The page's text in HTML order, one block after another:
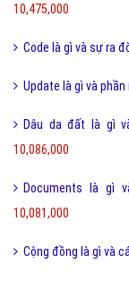
10,475,000
Code là gì và sự ra
Update là gì và
Dâu da đất là gì
10,086,000
Documents là gì
10,081,000
Cộng đồng là gì và